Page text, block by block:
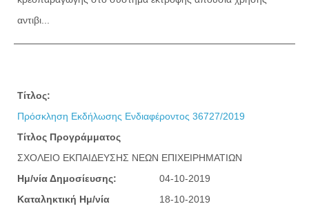
αντιβι...
Τίτλος:
Πρόσκληση Εκδήλωσης Ενδιαφέροντος 36727/2019
Τίτλος Προγράμματος
ΣΧΟΛΕΙΟ ΕΚΠΑΙΔΕΥΣΗΣ ΝΕΩΝ ΕΠΙΧΕΙΡΗΜΑΤΙΩΝ
Ημ/νία Δημοσίευσης:
04-10-2019
Καταληκτική Ημ/νία
18-10-2019